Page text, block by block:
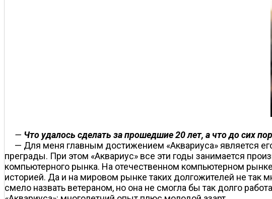
— Что удалось сделать за прошедшие 20 лет, а что до сих
— Для меня главным достижением «Аквариуса» является
преграды. При этом «Аквариус» все эти годы занимается
компьютерного рынка. На отечественном компьютерном
историей. Да и на мировом рынке таких долгожителей не
смело назвать ветераном, но она не смогла бы так долго